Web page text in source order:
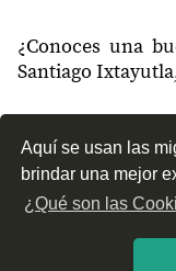
Aquí se usan las
brindar una mejor
¿Qué son las
¿Conoces una
Santiago
¿Qué tipo de
Ixtayutla, Oaxaca?
¿Cómo es el
encontrar en